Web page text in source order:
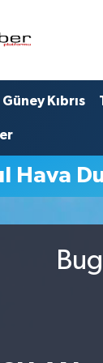
Güney Kıbrıs
Hava